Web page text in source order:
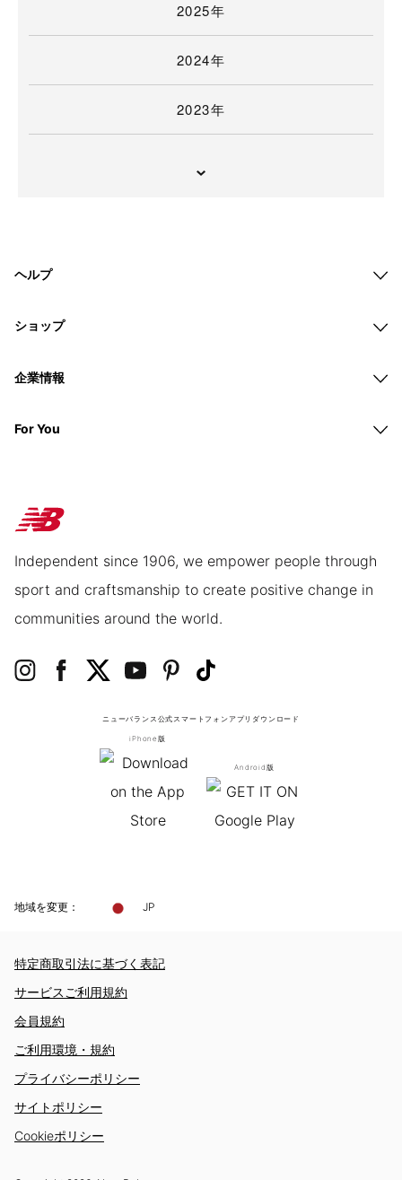
2025年
2024年
2023年
ヘルプ
ショップ
企業情報
For You
Independent since 1906, we empower people through
sport and craftsmanship to create positive change in
communities around the world.
ニューバランス公式スマートフォンアプリ ダウンロード
iPhone版
Android版
地域を変更： JP
特定商取引法に基づく表記
サービスご利用規約
会員規約
ご利用環境・規約
プライバシーポリシー
サイトポリシー
Cookieポリシー